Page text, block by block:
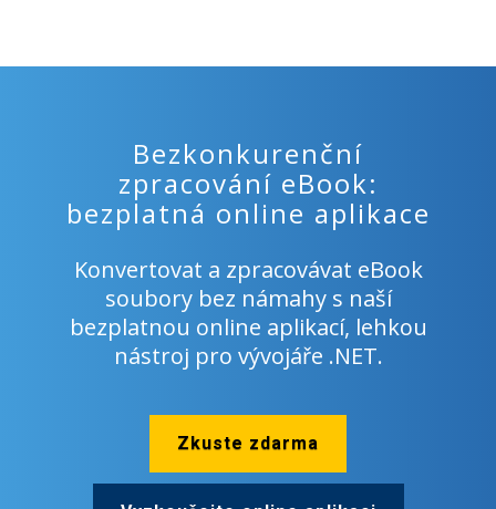
Bezkonkurenční
zpracování eBook:
bezplatná online aplikace
Konvertovat a zpracovávat eBook
soubory bez námahy s naší
bezplatnou online aplikací, lehkou
nástroj pro vývojáře .NET.
Zkuste zdarma